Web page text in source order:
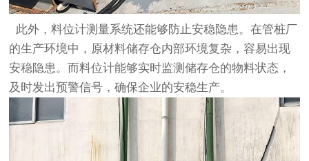
此外，料位计测量系统还能够防止安稳隐患。在管桩厂
的生产环境中，原材料储存仓内部环境复杂，容易出现
安稳隐患。而料位计能够实时监测储存仓的物料状态，
及时发出预警信号，确保企业的安稳生产。